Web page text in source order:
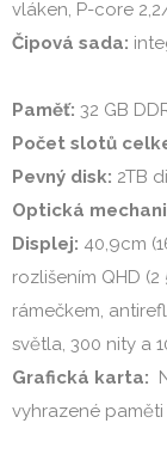
Čipová sada:
Paměť:
Počet slotů
Pevný disk:
Optická
Displej: 40,9cm
rozlišením QHD
rámečkem,
Grafická karta:
vyhrazené paměti